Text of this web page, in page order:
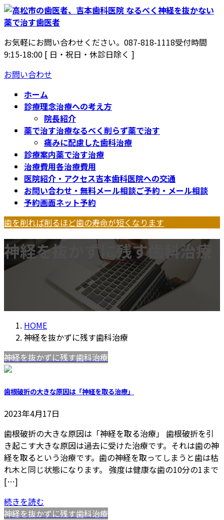
コ
ン
ン
ツ
へ
ス
ナ
ビ
ー
シ
ョ
ン
お気軽にお問い合わせください。 087-818-1118受付時間
9:15-18:00 [ 日・祝日・休診日除く ]
お問い合わせ
ホーム
診療理念治療への考え方
院長紹介
薬で治す治療なるべく削らず薬で治す
痛みに配慮した歯科治療
診療案内薬で治す治療
治療費用各治療費用
医院紹介・アクセス吉本歯科医院への交通
お問い合わせ・無料メール相談ご予約・メール相談
予約画面ネット予約
歯を削れば削るほど歯の寿命が短くなります
神経を抜かずに残す歯科治療
HOME
神経を抜かずに残す歯科治療
神経を抜かずに残す歯科治療
歯根破折の大きな原因は「神経を取る治療」
2023年4月17日
歯根破折の大きな原因は「神経を取る治療」 歯根破折を引
き起こす大きな原因は過去に受けた治療です。それは歯の神
経を取るという治療です。歯の神経を取ってしまうと歯は枯
れ木と同じ状態になります。 強度は健康な歯の10分の1まで
[…]
続きを読む
神経を抜かずに残す歯科治療